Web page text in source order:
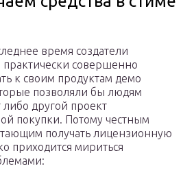
время создатели
совершенно
к своим продуктам демо
позволяли бы людям
либо другой проект
покупки. Потому честным
получать лицензионную
приходится мириться